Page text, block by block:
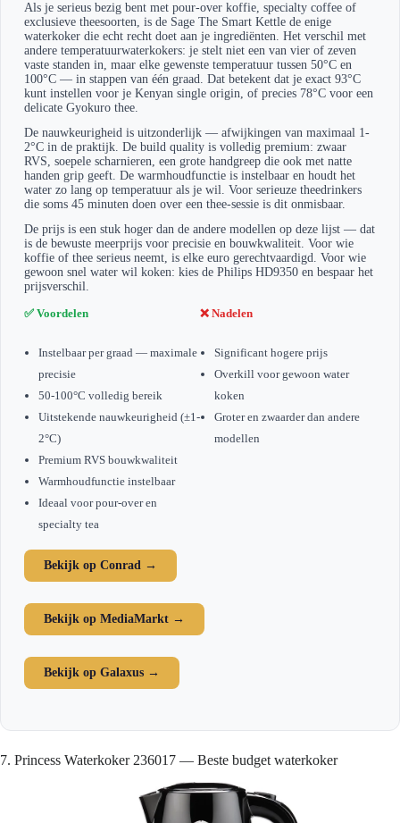
Als je serieus bezig bent met pour-over koffie, specialty coffee of
exclusieve theesoorten, is de Sage The Smart Kettle de enige
waterkoker die echt recht doet aan je ingrediënten. Het verschil met
andere temperatuurwaterkokers: je stelt niet een van vier of zeven
vaste standen in, maar elke gewenste temperatuur tussen 50°C en
100°C — in stappen van één graad. Dat betekent dat je exact 93°C
kunt instellen voor je Kenyan single origin, of precies 78°C voor een
delicate Gyokuro thee.
De nauwkeurigheid is uitzonderlijk — afwijkingen van maximaal 1-
2°C in de praktijk. De build quality is volledig premium: zwaar
RVS, soepele scharnieren, een grote handgreep die ook met natte
handen grip geeft. De warmhoudfunctie is instelbaar en houdt het
water zo lang op temperatuur als je wil. Voor serieuze theedrinkers
die soms 45 minuten doen over een thee-sessie is dit onmisbaar.
De prijs is een stuk hoger dan de andere modellen op deze lijst — dat
is de bewuste meerprijs voor precisie en bouwkwaliteit. Voor wie
koffie of thee serieus neemt, is elke euro gerechtvaardigd. Voor wie
gewoon snel water wil koken: kies de Philips HD9350 en bespaar het
prijsverschil.
✅ Voordelen
Instelbaar per graad — maximale
precisie
50-100°C volledig bereik
Uitstekende nauwkeurigheid (±1-
2°C)
Premium RVS bouwkwaliteit
Warmhoudfunctie instelbaar
Ideaal voor pour-over en
specialty tea
❌ Nadelen
Significant hogere prijs
Overkill voor gewoon water
koken
Groter en zwaarder dan andere
modellen
Bekijk op Conrad →
Bekijk op MediaMarkt →
Bekijk op Galaxus →
7. Princess Waterkoker 236017 — Beste budget waterkoker